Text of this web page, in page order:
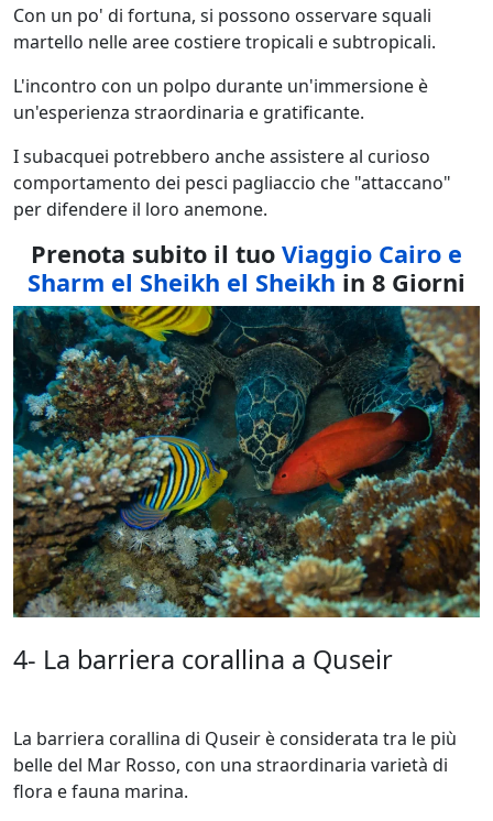
Con un po' di fortuna, si possono osservare squali
martello nelle aree costiere tropicali e subtropicali.
L'incontro con un polpo durante un'immersione è
un'esperienza straordinaria e gratificante.
I subacquei potrebbero anche assistere al curioso
comportamento dei pesci pagliaccio che "attaccano"
per difendere il loro anemone.
Prenota subito il tuo Viaggio Cairo e
Sharm el Sheikh el Sheikh in 8 Giorni
4- La barriera corallina a Quseir
La barriera corallina di Quseir è considerata tra le più
belle del Mar Rosso, con una straordinaria varietà di
flora e fauna marina.